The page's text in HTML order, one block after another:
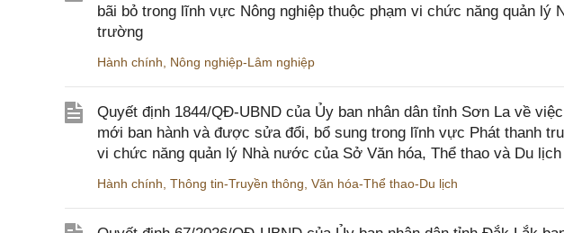
bãi bỏ trong lĩnh vực Nông nghiệp thuộc phạm vi chức năng quản lý
trường
Hành chính Nông nghiệp-Lâm nghiệp
Quyết định 1844/QĐ-UBND của Ủy ban nhân dân tỉnh Sơn La về
mới ban hành và được sửa đổi, bổ sung trong lĩnh vực Phát thanh
vi chức năng quản lý Nhà nước của Sở Văn hóa, Thể thao và Du lịch
Hành chính Thông tin-Truyền thông Văn hóa-Thể thao-Du lịch